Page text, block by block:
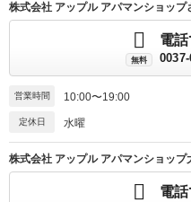
株式会社 アップル アパマンショップ
無料
電
営業時間 10:00〜19:00
定休日 水曜
株式会社 アップル アパマンショップ
電